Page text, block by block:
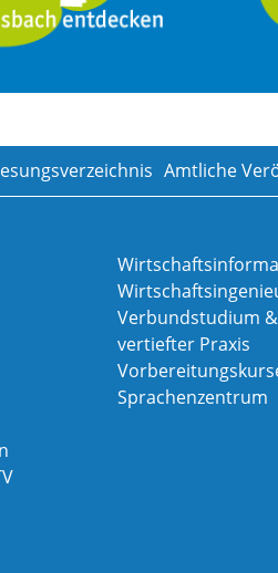
Amtliche
Verbundstudium
vertiefter Praxis
Sprachenzentrum